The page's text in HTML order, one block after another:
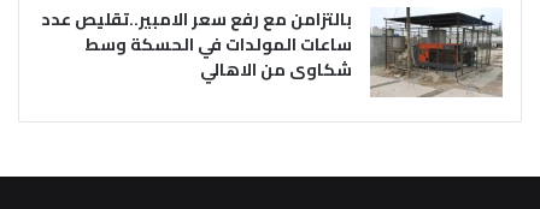
بالتزامن مع رفع سعر الامبير..تقليص عدد
ساعات المولدات في الحسكة وسط
شكاوى من الاهالي